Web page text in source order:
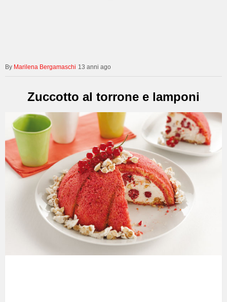
Marilena Bergamaschi 13 anni ago
Zuccotto al torrone e lamponi